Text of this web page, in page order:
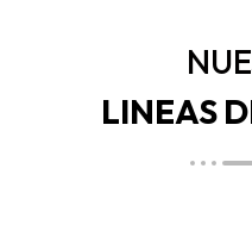
LINEAS